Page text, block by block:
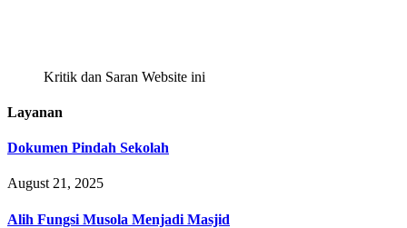
Kritik dan Saran Website ini
Layanan
Dokumen Pindah Sekolah
August 21, 2025
Alih Fungsi Musola Menjadi Masjid